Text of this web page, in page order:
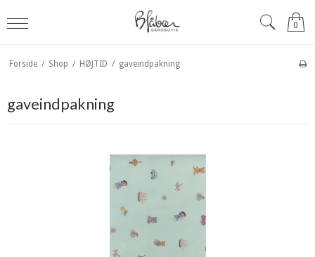
0
Forside / Shop / HØJTID / gaveindpakning
gaveindpakning